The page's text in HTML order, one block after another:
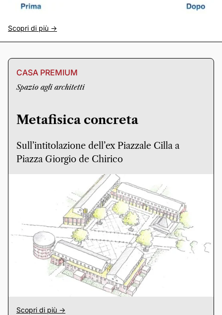
Scopri di più ->
CASA PREMIUM
Spazio agli architetti
Metafisica concreta
Sull’intitolazione dell’ex Piazzale Cilla a
Piazza Giorgio de Chirico
Scopri di più ->